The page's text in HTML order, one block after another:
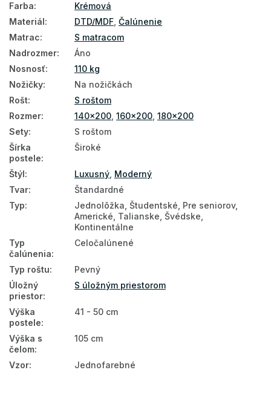
Farba:
Krémová
Materiál: DTD/MDF Čalúnenie
Matrac:
S matracom
Nadrozmer:
Áno
Nosnosť:
110 kg
Nožičky:
Na nožičkách
Rošt:
S roštom
Rozmer: 140x200 160x200 180x200
Sety:
S roštom
Šírka
postele:
Široké
Štýl: Luxusný Moderný
Tvar:
Štandardné
Typ:
Jednolôžka, Študentské, Pre seniorov,
Americké, Talianske, Švédske,
Kontinentálne
Typ
čalúnenia:
Celočalúnené
Typ roštu:
Pevný
Úložný
priestor:
S úložným priestorom
Výška
postele:
41 - 50 cm
Výška s
čelom:
105 cm
Vzor: Jednofarebné